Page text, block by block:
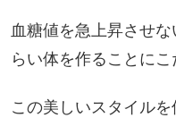
血糖値を急上昇させな
らい体を作ることにこ
この美しいスタイル